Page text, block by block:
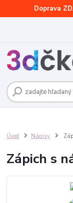
Doprava
Úvod Nápisy
Zápich s